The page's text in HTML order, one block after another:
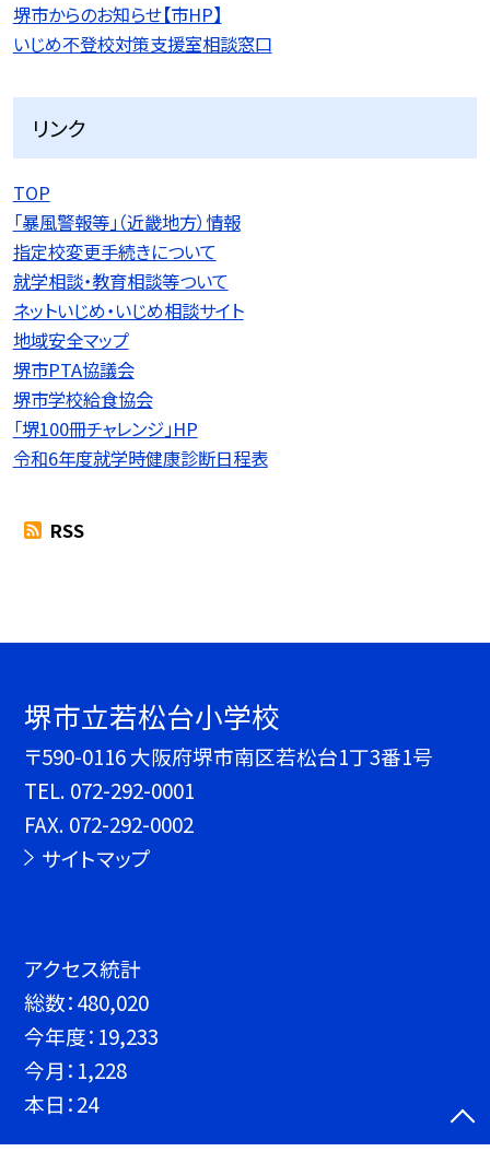
堺市からのお知らせ【市HP】
いじめ不登校対策支援室相談窓口
リンク
TOP
「暴風警報等」（近畿地方）情報
指定校変更手続きについて
就学相談・教育相談等ついて
ネットいじめ・いじめ相談サイト
地域安全マップ
堺市PTA協議会
堺市学校給食協会
「堺100冊チャレンジ」HP
令和6年度就学時健康診断日程表
RSS
堺市立若松台小学校
〒590-0116 大阪府堺市南区若松台1丁3番1号
TEL. 072-292-0001
FAX. 072-292-0002
サイトマップ
アクセス統計
総数：480,020
今年度： 19,233
今月： 1,228
本日：24